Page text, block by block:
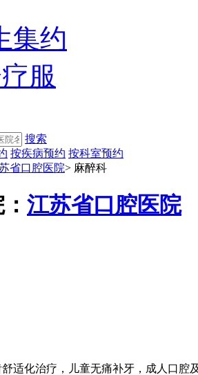
搜索
按疾病预约 按科室预约
省口腔医院> 麻醉科
江苏省口腔医院
适化治疗，儿童无痛补牙，成人口腔